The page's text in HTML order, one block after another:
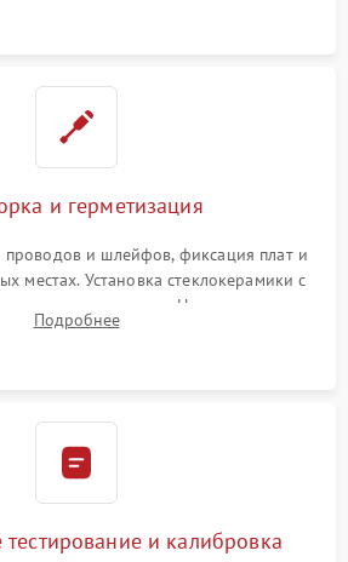
и герметизация
проводов и шлейфов, фиксация плат и
местах. Установка стеклокерамики с
зазоров. Нанесение
или укладка уплотнительной
Подробнее
и калибровка